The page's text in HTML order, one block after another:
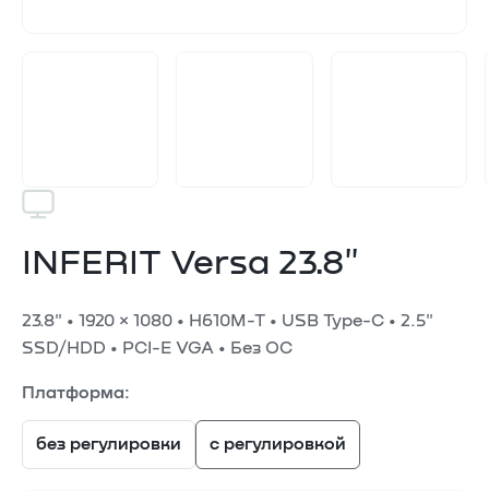
INFERIT Versa 23.8"
23.8" • 1920 × 1080 • H610M-T • USB Type-C • 2.5"
SSD/HDD • PCI-E VGA • Без ОС
Платформа:
без регулировки c регулировкой